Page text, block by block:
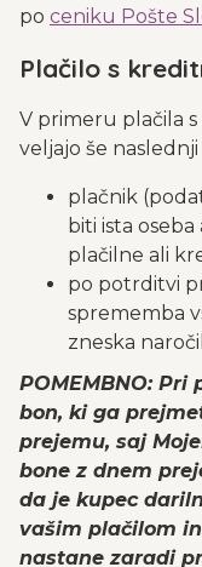
po ceniku Pošte
Plačilo s
V primeru plačila
veljajo še naslednji
plačnik
biti ista
plačilne ali
po potrditvi
sprememba
zneska
POMEMBNO:
bon, ki ga
prejemu, saj
bone z dnem
da je kupec
vašim plačilom
nastane zaradi